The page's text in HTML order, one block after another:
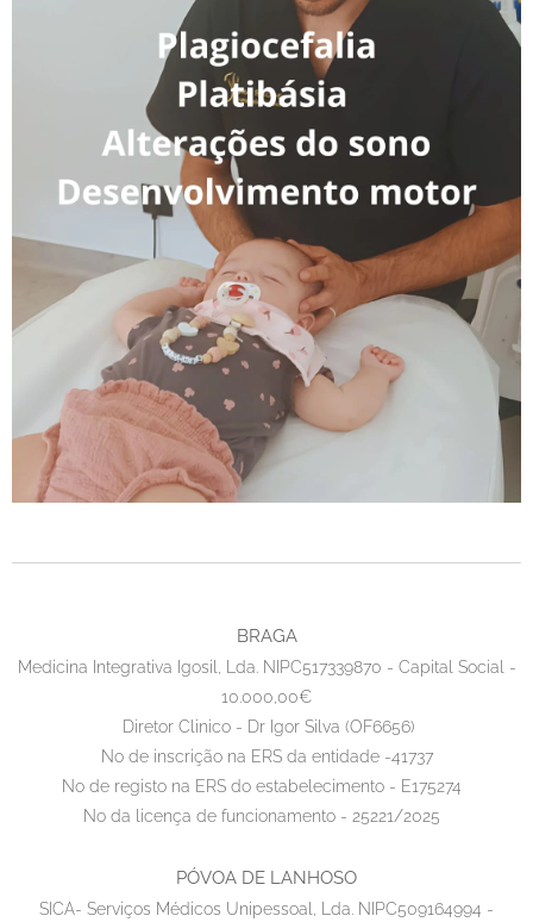
BRAGA
Medicina Integrativa Igosil, Lda. NIPC517339870 - Capital Social -
10.000,00€
Diretor Clinico - Dr Igor Silva (OF6656)
No de inscrição na ERS da entidade -41737
No de registo na ERS do estabelecimento - E175274
No da licença de funcionamento - 25221/2025
PÓVOA DE LANHOSO
SICA- Serviços Médicos Unipessoal, Lda. NIPC509164994 -